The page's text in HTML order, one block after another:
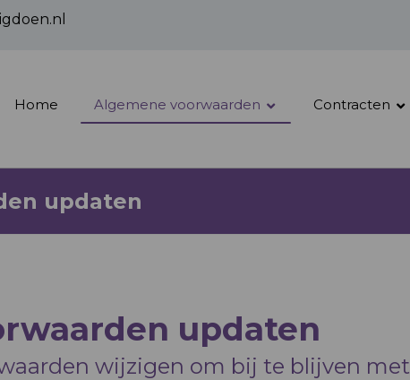
Home Algemene voorwaarden Contracten
updaten
updaten
wijzigen om bij te blijven